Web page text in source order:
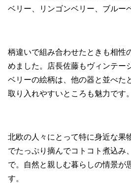
ベリー、リンゴンベリー、ブルー
柄違いで組み合わせたときも相性
めました。店長佐藤もヴィンテー
ベリーの絵柄は、他の器と並べた
取り入れやすいところも魅力です。
北欧の人々にとって特に身近な果
でたっぷり摘んでコトコト煮込み
で。自然と親しむ暮らしの情景が
す。